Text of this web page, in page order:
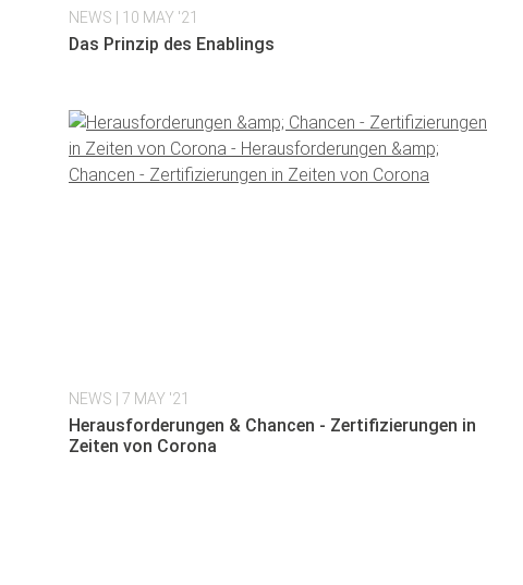
NEWS | 10 MAY '21
Das Prinzip des Enablings
NEWS | 7 MAY '21
Herausforderungen & Chancen - Zertifizierungen in
Zeiten von Corona